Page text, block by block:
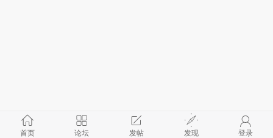
首页 论坛 发帖 发现 登录